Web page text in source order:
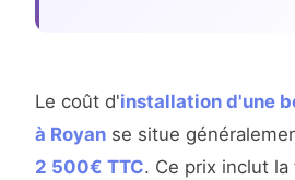
Le coût d'installation d'une
à Royan se situe
2 500€ TTC. Ce prix inclut